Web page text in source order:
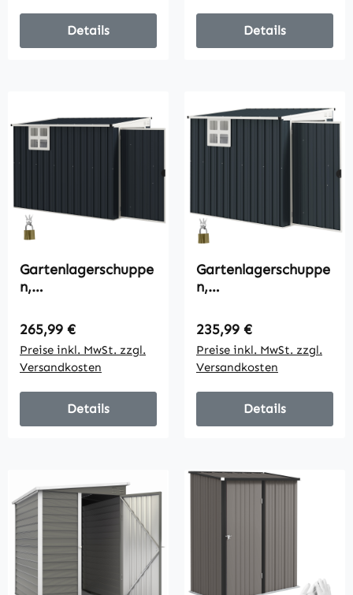
Details Details
Gartenlagerschuppe
n,
für Gartengeräte,
Fenster,
Lüftungsöffnungen,
abschließbar, Stahl,
Dunkelgrau
Regulärer Preis:
265,99 €
Preise inkl. MwSt. zzgl.
Versandkosten
Details
Gartenlagerschuppe
n,
für Gartengeräte,
Fenster,
Lüftungsöffnungen,
abschließbar, Stahl,
Dunkelgrau
Regulärer Preis:
235,99 €
Preise inkl. MwSt. zzgl.
Versandkosten
Details